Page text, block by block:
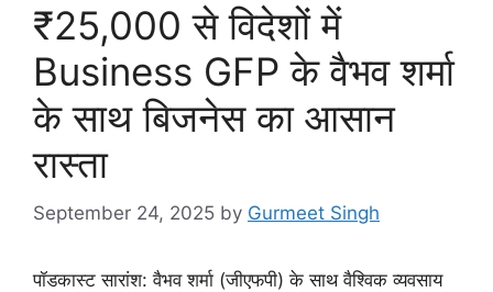
₹25,000 से विदेशों में
Business GFP के वैभव शर्मा
के साथ बिजनेस का आसान
रास्ता
September 24, 2025 by Gurmeet Singh
पॉडकास्ट सारांश: वैभव शर्मा (जीएफपी) के साथ वैश्विक व्यवसाय